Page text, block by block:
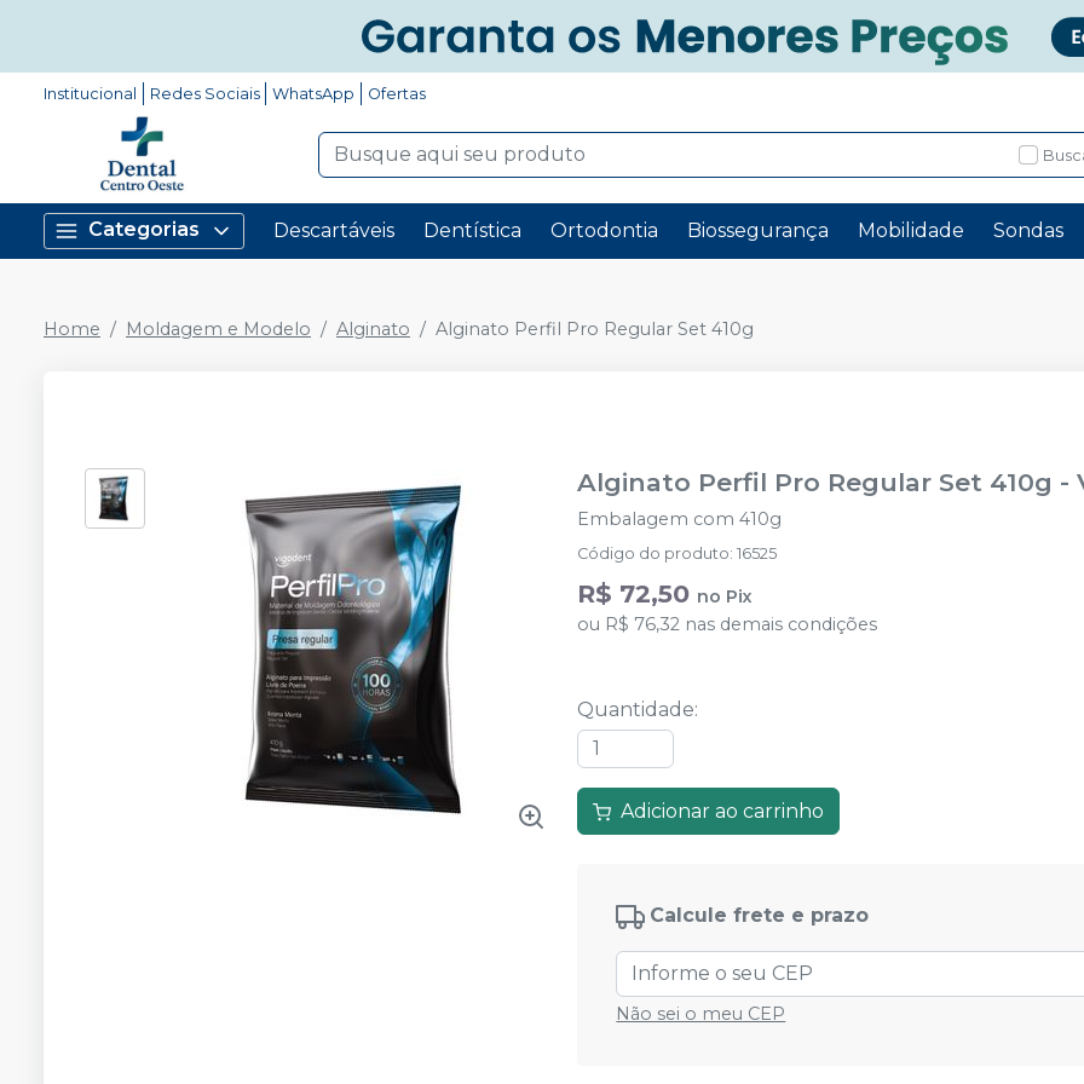
Institucional Redes Sociais WhatsApp Ofertas
Categorias Descartáveis Dentística Ortodontia Biossegurança Mobilidade Sondas
Home Moldagem e Modelo Alginato Alginato Perfil Pro Regular Set 410g
Alginato Perfil Pro Regular Set 410g -
Embalagem com 410g
Código do produto:16525
R$ 72,50 no Pix
ou R$ 76,32 nas demais condições
Quantidade:
Adicionar ao carrinho
Calcule frete e prazo
Não sei o meu CEP